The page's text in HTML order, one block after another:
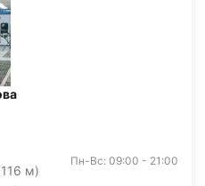
м)
Пн-Вс: 09:00 - 21:00